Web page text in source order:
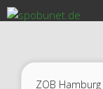
Zum
Inhalt
ZOB